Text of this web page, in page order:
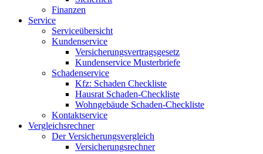
Finanzen
Service
Serviceübersicht
Kundenservice
Versicherungsvertragsgesetz
Kundenservice Musterbriefe
Schadenservice
Kfz: Schaden Checkliste
Hausrat Schaden-Checkliste
Wohngebäude Schaden-Checkliste
Kontaktservice
Vergleichsrechner
Der Versicherungsvergleich
Versicherungsrechner